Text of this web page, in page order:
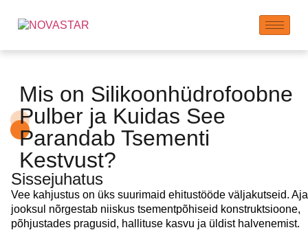
Mis on Silikoonhüdrofoobne
Pulber ja Kuidas See
Parandab Tsementi
Kestvust?
Sissejuhatus
Vee kahjustus on üks suurimaid ehitustööde väljakutseid. Aja
jooksul nõrgestab niiskus tsementpõhiseid konstruktsioone,
põhjustades pragusid, hallituse kasvu ja üldist halvenemist.